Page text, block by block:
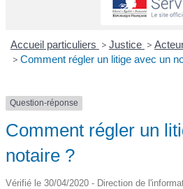
Accueil particuliers > Justice >
> Comment régler un litige avec un
Question-réponse
Comment régler un
notaire ?
Vérifié le 30/04/2020 - Direction de